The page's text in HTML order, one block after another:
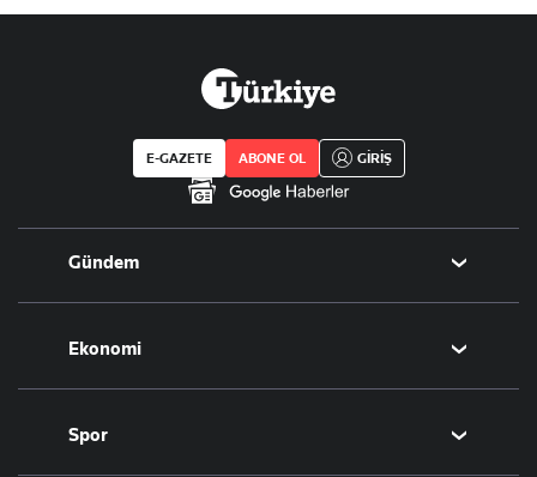
E-GAZETE ABONE OL GİRİŞ
Gündem
Politika
Eğitim
Ekonomi
Borsa
Altın
Spor